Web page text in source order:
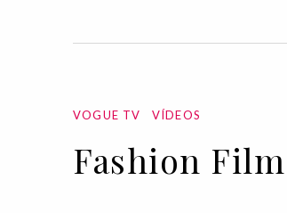
VOGUE TV VÍDEOS
Fashion